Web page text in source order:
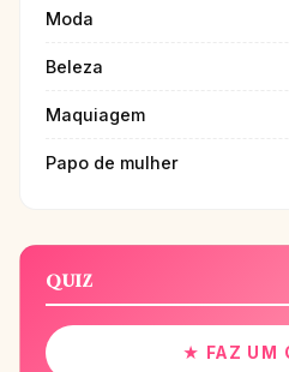
Moda
Beleza
Maquiagem
Papo de mulher
QUIZ
★ FAZ UM